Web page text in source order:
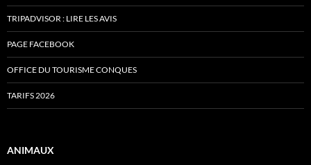
TRIPADVISOR : LIRE LES AVIS
PAGE FACEBOOK
OFFICE DU TOURISME CONQUES
TARIFS 2026
ANIMAUX